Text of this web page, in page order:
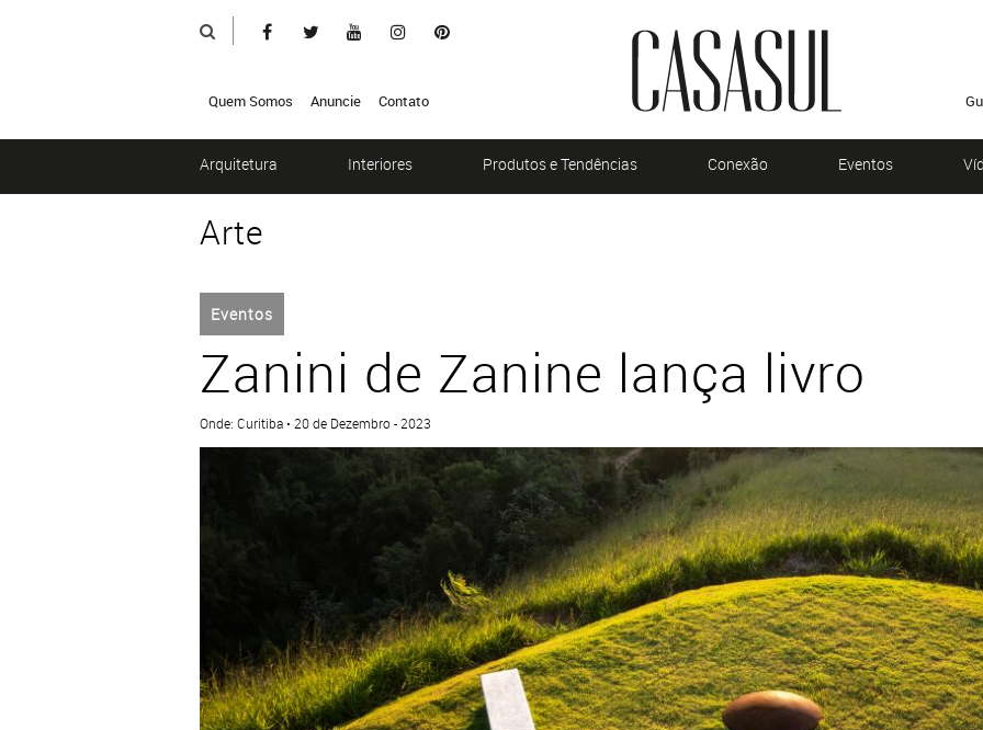
Quem Somos Anuncie Contato
Arquitetura Interiores Produtos e Tendências Conexão Eventos
Arte
Eventos
Zanini de Zanine lança livro
Onde: Curitiba • 20 de Dezembro - 2023